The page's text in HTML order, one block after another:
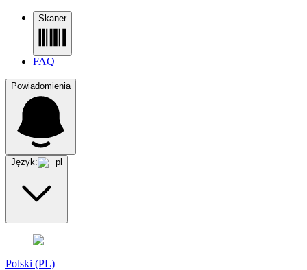
Skaner
FAQ
Powiadomienia
Język: pl
Polski (PL)